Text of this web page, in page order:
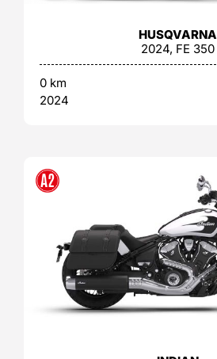
HUSQVARNA
2024, FE 350
0 km
2024